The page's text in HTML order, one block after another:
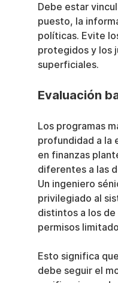
Debe estar
puesto, la
políticas. Evite
protegidos y los
superficiales.
Evaluación
Los programas
profundidad a la
en finanzas
diferentes a las
Un ingeniero
privilegiado al
distintos a los
permisos
Esto significa
debe seguir el